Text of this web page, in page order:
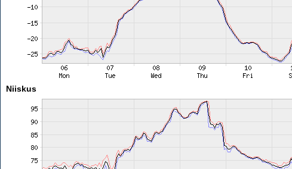
Niiskus